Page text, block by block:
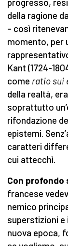
progresso,
della ragione
– così
momento, per
Kant (1724-
come ratio sui
della realtà,
soprattutto
rifondazione
epistemi.
caratteri
cui attecchì.
Con
francese
nemico
superstizioni e
nuova epoca,